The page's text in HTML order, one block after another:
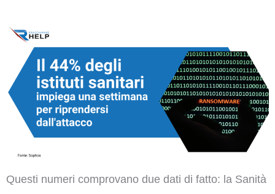
Questi numeri comprovano due dati di fatto: la Sanità